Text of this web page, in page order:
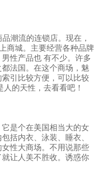
潮流的连锁店。现在，
商城。主要经营各种品牌
性产品也 有不少。许多
法国。在这个商场，魅
引比较方便，可以比较
的天性，去看看吧！
是个在美国相当大的女
括内衣、泳装、睡衣、
性大商场。不用说那些
让人美不胜收。诱惑你